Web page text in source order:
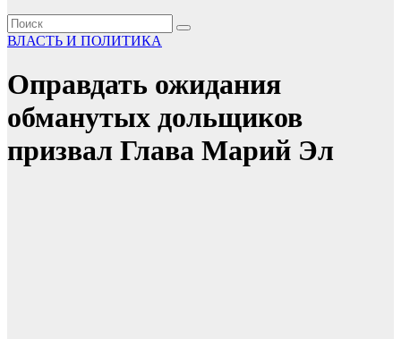
ВЛАСТЬ И ПОЛИТИКА
Оправдать ожидания
обманутых дольщиков
призвал Глава Марий Эл